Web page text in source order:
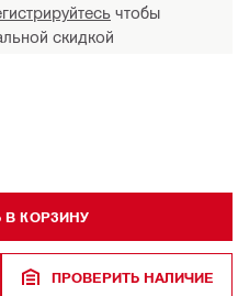
чтобы
скидкой
В КОРЗИНУ
ПРОВЕРИТЬ НАЛИЧИЕ